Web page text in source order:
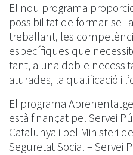
El nou programa
possibilitat de formar-se i
treballant, les
específiques que
tant, a una doble
aturades, la qualificació i
El programa
està finançat pel Servei
Catalunya i pel Ministeri
Seguretat Social – Servei